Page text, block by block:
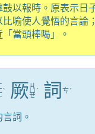
以報時。原表示日
喻使人覺悟的言論
當頭棒喝」。
ˋ 厥 ㄐ
ㄩ
ㄝ
ˊ 詞 ㄘˊ
詞。